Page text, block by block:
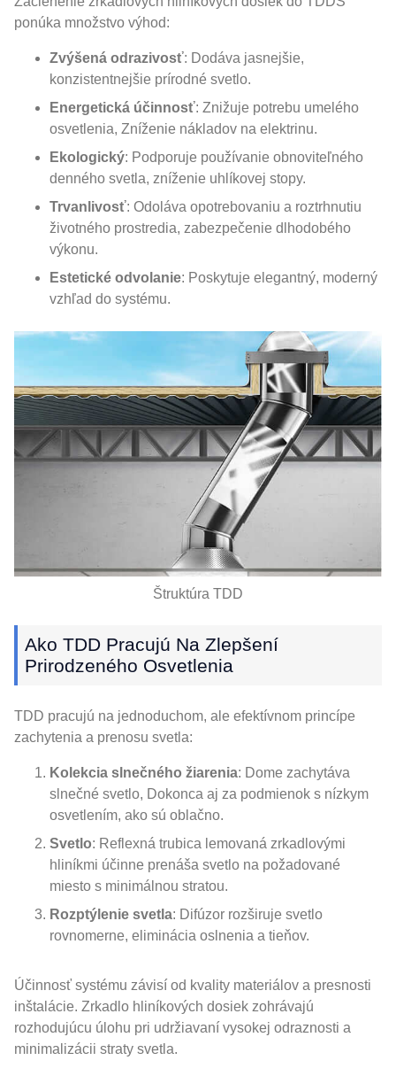
ponúka množstvo výhod:
Zvýšená odrazivosť: Dodáva jasnejšie,
konzistentnejšie prírodné svetlo.
Energetická účinnosť: Znižuje potrebu umelého
osvetlenia, Zníženie nákladov na elektrinu.
Ekologický: Podporuje používanie obnoviteľného
denného svetla, zníženie uhlíkovej stopy.
Trvanlivosť: Odoláva opotrebovaniu a roztrhnutiu
životného prostredia, zabezpečenie dlhodobého
výkonu.
Estetické odvolanie: Poskytuje elegantný, moderný
vzhľad do systému.
Štruktúra TDD
Ako TDD Pracujú Na Zlepšení
Prirodzeného Osvetlenia
TDD pracujú na jednoduchom, ale efektívnom princípe
zachytenia a prenosu svetla:
Kolekcia slnečného žiarenia: Dome zachytáva
slnečné svetlo, Dokonca aj za podmienok s nízkym
osvetlením, ako sú oblačno.
Svetlo: Reflexná trubica lemovaná zrkadlovými
hliníkmi účinne prenáša svetlo na požadované
miesto s minimálnou stratou.
Rozptýlenie svetla: Difúzor rozširuje svetlo
rovnomerne, eliminácia oslnenia a tieňov.
Účinnosť systému závisí od kvality materiálov a presnosti
inštalácie. Zrkadlo hliníkových dosiek zohrávajú
rozhodujúcu úlohu pri udržiavaní vysokej odraznosti a
minimalizácii straty svetla.